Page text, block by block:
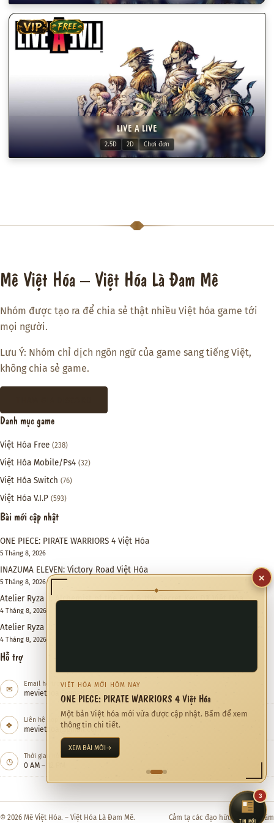
VIP FREE
LIVE A LIVE
2.5D 2D Chơi đơn
Mê Việt Hóa – Việt Hóa Là Đam Mê
Nhóm được tạo ra để chia sẻ thật nhiều Việt hóa game tới
mọi người.
Lưu Ý: Nhóm chỉ dịch ngôn ngữ của game sang tiếng Việt,
không chia sẻ game.
Danh mục game
Việt Hóa Free (238)
Việt Hóa Mobile/Ps4 (32)
Việt Hóa Switch (76)
Việt Hóa V.I.P (593)
Bài mới cập nhật
ONE PIECE: PIRATE WARRIORS 4 Việt Hóa
5 Tháng 8, 2026
INAZUMA ELEVEN: Victory Road Việt Hóa
5 Tháng 8, 2026
Atelier Ryza 3: Alchemist of the End & the Secret Key DX Việt Hóa
4 Tháng 8, 2026
Atelier Ryza 2: Lost Legends & the Secret Fairy DX Việt Hóa
4 Tháng 8, 2026
Hỗ trợ
✉ Email hỗ trợ
meviethoa@gmail.com
❖ Liên hệ hợp tác
meviethoa@gmail.com
◷ Thời gian hỗ trợ
0 AM – 12 PM
© 2026 Mê Việt Hóa. – Việt Hóa Là Đam Mê. Cảm tạ các đạo hữu đã quan tâm
×
◆
VIỆT HÓA MỚI HÔM NAY
ONE PIECE: PIRATE WARRIORS 4 Việt Hóa
Một bản Việt hóa mới vừa được cập nhật. Bấm để xem
thông tin chi tiết.
XEM BÀI MỚI→
TIN MỚI
3